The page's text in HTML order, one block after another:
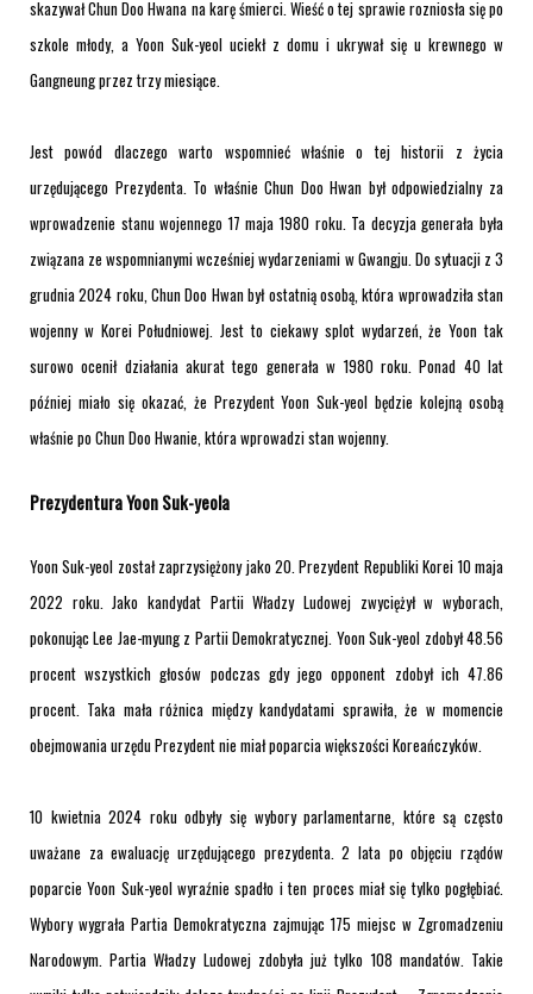
skazywał Chun Doo Hwana na karę śmierci. Wieść o tej sprawie rozniosła się po
szkole młody, a Yoon Suk-yeol uciekł z domu i ukrywał się u krewnego w
Gangneung przez trzy miesiące.
Jest powód dlaczego warto wspomnieć właśnie o tej historii z życia
urzędującego Prezydenta. To właśnie Chun Doo Hwan był odpowiedzialny za
wprowadzenie stanu wojennego 17 maja 1980 roku. Ta decyzja generała była
związana ze wspomnianymi wcześniej wydarzeniami w Gwangju. Do sytuacji z 3
grudnia 2024 roku, Chun Doo Hwan był ostatnią osobą, która wprowadziła stan
wojenny w Korei Południowej. Jest to ciekawy splot wydarzeń, że Yoon tak
surowo ocenił działania akurat tego generała w 1980 roku. Ponad 40 lat
później miało się okazać, że Prezydent Yoon Suk-yeol będzie kolejną osobą
właśnie po Chun Doo Hwanie, która wprowadzi stan wojenny.
Prezydentura Yoon Suk-yeola
Yoon Suk-yeol został zaprzysiężony jako 20. Prezydent Republiki Korei 10 maja
2022 roku. Jako kandydat Partii Władzy Ludowej zwyciężył w wyborach,
pokonującLee Jae-myung z Partii Demokratycznej. Yoon Suk-yeol zdobył 48.56
procent wszystkich głosów podczas gdy jego opponent zdobył ich 47.86
procent. Taka mała różnica między kandydatami sprawiła, że w momencie
obejmowania urzędu Prezydent nie miał poparcia większości Koreańczyków.
10 kwietnia 2024 roku odbyły się wybory parlamentarne, które są często
uważane za ewaluację urzędującego prezydenta. 2 lata po objęciu rządów
poparcie Yoon Suk-yeol wyraźnie spadło i ten proces miał się tylko pogłębiać.
Wybory wygrała Partia Demokratyczna zajmując 175 miejsc w Zgromadzeniu
Narodowym. Partia Władzy Ludowej zdobyła już tylko 108 mandatów. Takie